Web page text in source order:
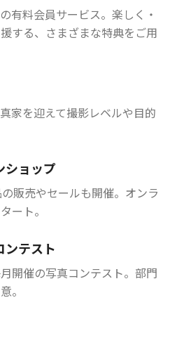
有料会員サービス。楽しく・
する、さまざまな特典をご用
家を迎えて撮影レベルや目的
ショップ
販売やセールも開催。オンラ
ート。
ンテスト
開催の写真コンテスト。部門
。